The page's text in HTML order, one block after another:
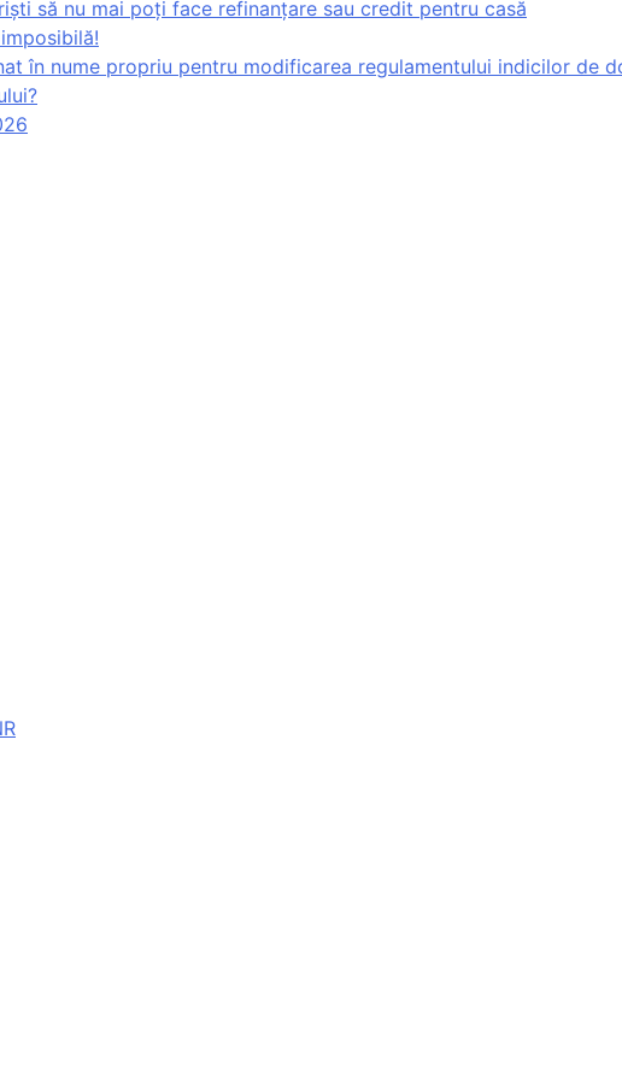
să nu mai poți face refinanțare sau credit pentru casă
în nume propriu pentru modificarea regulamentului indicilor de